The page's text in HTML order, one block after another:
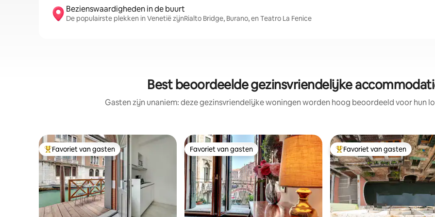
Bezienswaardigheden in de buurt
De populairste plekken in Venetië zijnRialto Bridge, Burano, en Teatro La Fenice
Best beoordeelde gezinsvriendelijke
Gasten zijn unaniem: deze gezinsvriendelijke woningen worden hoog beoordeeld voor hun
Topfavoriet van gasten
Favoriet van gasten Favoriet van gasten
Favoriet van gasten Topfavoriet van gasten
Favoriet van gasten